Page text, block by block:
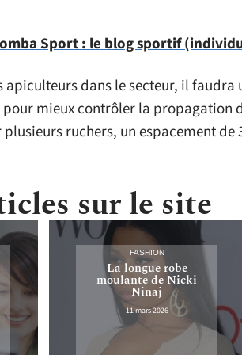
Sport : le blog sportif
apiculteurs dans le secteur, il faudra
mieux contrôler la propagation
ruchers, un espacement de
sur le site
FASHION
La longue robe
moulante de Nicki
Ninaj
11 mars 2026